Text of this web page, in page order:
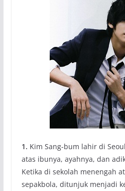
1. Kim Sang-bum lahir di
atas ibunya, ayahnya, dan
Ketika di sekolah menengah
sepakbola, ditunjuk menjadi